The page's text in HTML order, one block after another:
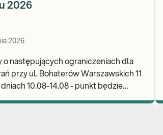
2026
2026
o następujących ograniczeniach dla
przy ul. Bohaterów Warszawskich 11